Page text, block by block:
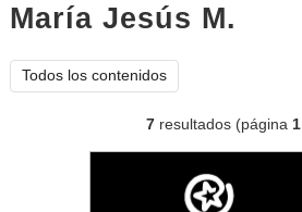
María Jesús M.
Todos los contenidos
7 resultados (página1